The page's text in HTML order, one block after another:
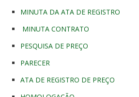
MINUTA DA ATA DE REGISTRO
MINUTA CONTRATO
PESQUISA DE PREÇO
PARECER
ATA DE REGISTRO DE PREÇO